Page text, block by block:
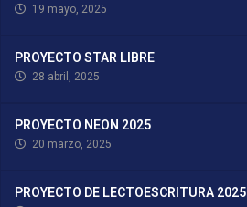
19 mayo, 2025
PROYECTO STAR LIBRE
28 abril, 2025
PROYECTO NEON 2025
20 marzo, 2025
PROYECTO DE LECTOESCRITURA 2025